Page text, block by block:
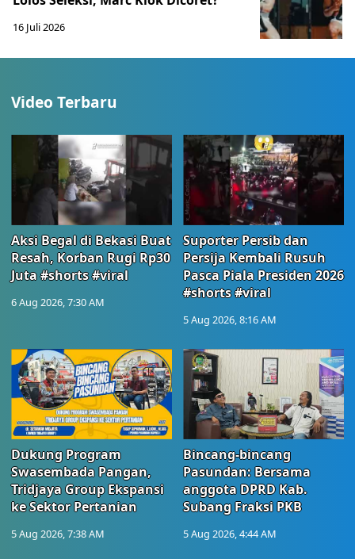
16 Juli 2026
Video Terbaru
Aksi Begal di Bekasi Buat
Resah, Korban Rugi Rp30
Juta #shorts #viral
6 Aug 2026, 7:30 AM
Suporter Persib dan
Persija Kembali Rusuh
Pasca Piala Presiden 2026
#shorts #viral
5 Aug 2026, 8:16 AM
Dukung Program
Swasembada Pangan,
Tridjaya Group Ekspansi
ke Sektor Pertanian
5 Aug 2026, 7:38 AM
Bincang-bincang
Pasundan: Bersama
anggota DPRD Kab.
Subang Fraksi PKB
5 Aug 2026, 4:44 AM